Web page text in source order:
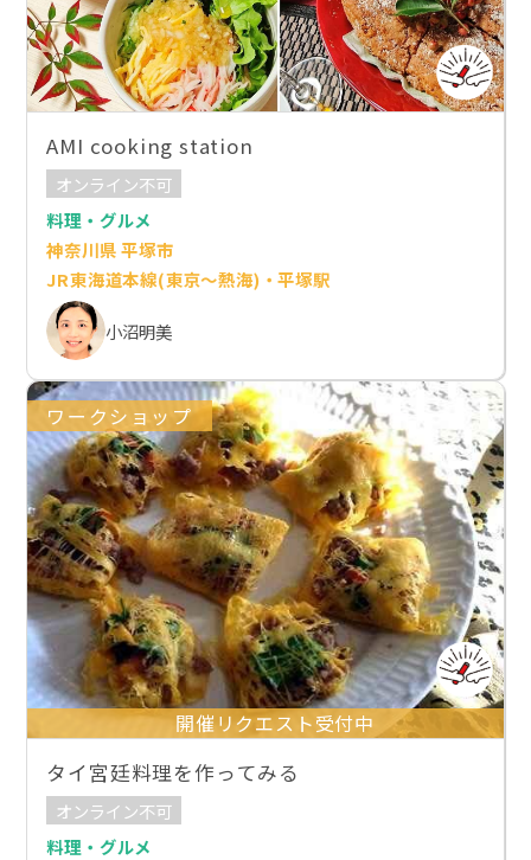
AMI cooking station
オンライン不可
料理・グルメ
神奈川県 平塚市
JR東海道本線(東京～熱海)・平塚駅
小沼明美
ワークショップ
開催リクエスト受付中
タイ宮廷料理を作ってみる
オンライン不可
料理・グルメ